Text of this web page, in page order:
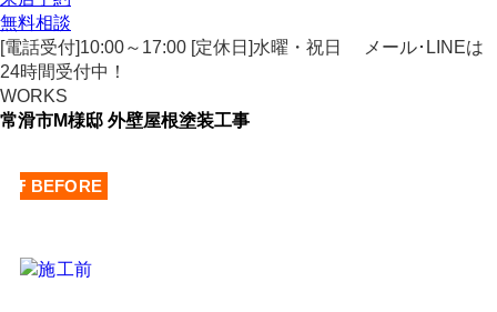
無料相談
[電話受付]10:00～17:00 [定休日]水曜・祝日
メール･LINEは
24時間受付中！
WORKS
常滑市M様邸 外壁屋根塗装工事
AFTER
BEFORE